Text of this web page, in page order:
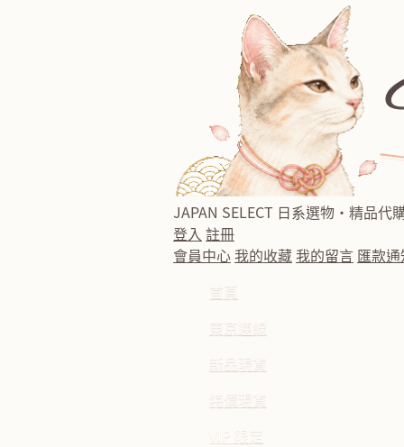
JAPAN SELECT 日系選物・精品代
登入 註冊
會員中心我的收藏我的留言 匯款
首頁
東京連線
新品現貨
特價現貨
VIP 限定